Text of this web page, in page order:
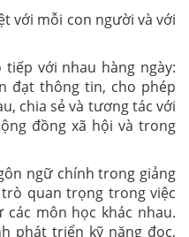
với mỗi con người và với
với nhau hàng ngày:
đạt thông tin, cho phép
chia sẻ và tương tác với
đồng xã hội và trong
ngữ chính trong giảng
quan trọng trong việc
môn học khác nhau.
phát triển kỹ năng đọc,